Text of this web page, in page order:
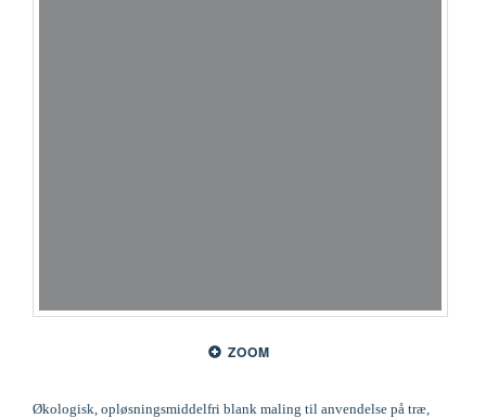
ZOOM
Økologisk, opløsningsmiddelfri blank maling til anvendelse på træ,